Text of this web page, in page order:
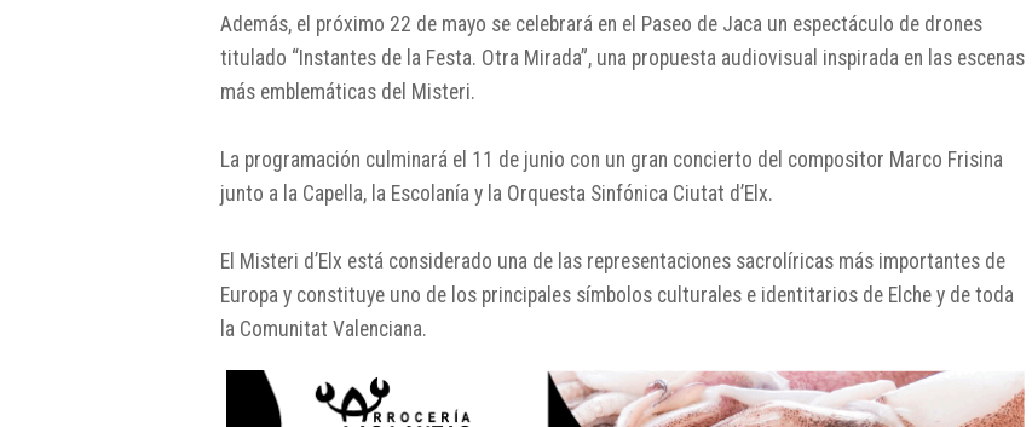
Además, el próximo 22 de mayo se celebrará en el Paseo de Jaca un espectáculo de drones
titulado “Instantes de la Festa. Otra Mirada”, una propuesta audiovisual inspirada en las escenas
más emblemáticas del Misteri.
La programación culminará el 11 de junio con un gran concierto del compositor Marco Frisina
junto a la Capella, la Escolanía y la Orquesta Sinfónica Ciutat d’Elx.
El Misteri d’Elx está considerado una de las representaciones sacrolíricas más importantes de
Europa y constituye uno de los principales símbolos culturales e identitarios de Elche y de toda
la Comunitat Valenciana.